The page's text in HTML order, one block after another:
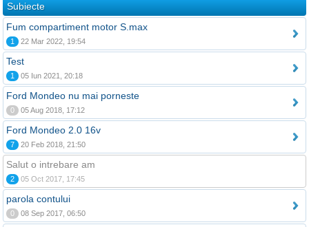
Subiecte
Fum compartiment motor S.max
1 22 Mar 2022, 19:54
Test
1 05 Iun 2021, 20:18
Ford Mondeo nu mai porneste
0 05 Aug 2018, 17:12
Ford Mondeo 2.0 16v
7 20 Feb 2018, 21:50
Salut o intrebare am
2 05 Oct 2017, 17:45
parola contului
0 08 Sep 2017, 06:50